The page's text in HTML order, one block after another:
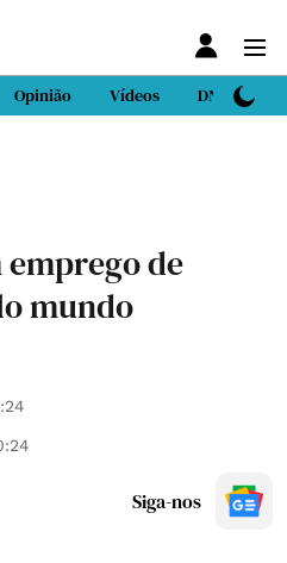
Opinião Vídeos DN Sport
emprego de
mundo
Siga-nos